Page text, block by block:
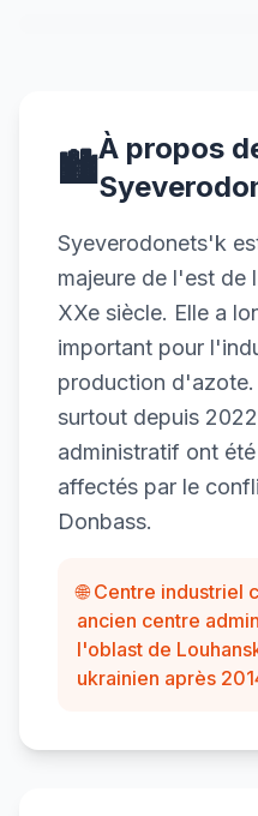
🏙️À propos
Syeverodonets'k
majeure de l'est de
XXe siècle. Elle a
important pour
production d'azote.
surtout depuis
administratif ont
affectés par le
Donbass.
🌐 Centre industriel
ancien centre
l'oblast de
ukrainien après